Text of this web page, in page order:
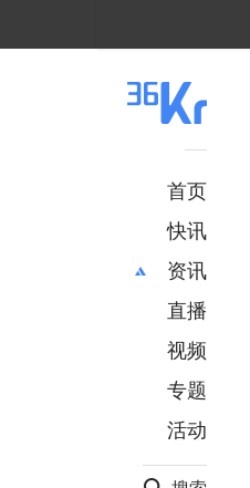
首页
快讯
资讯
推荐
财经
项目推荐
安徽
直播
视频
专题
活动